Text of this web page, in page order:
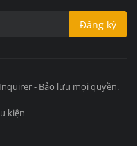
Đăng ký
- Bảo lưu mọi quyền.
kiện